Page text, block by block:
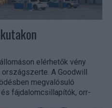
elérhetők vény
A Goodwill
megvalósuló
fájdalomcsillapítók, orr-